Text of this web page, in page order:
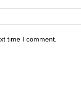
time I comment.